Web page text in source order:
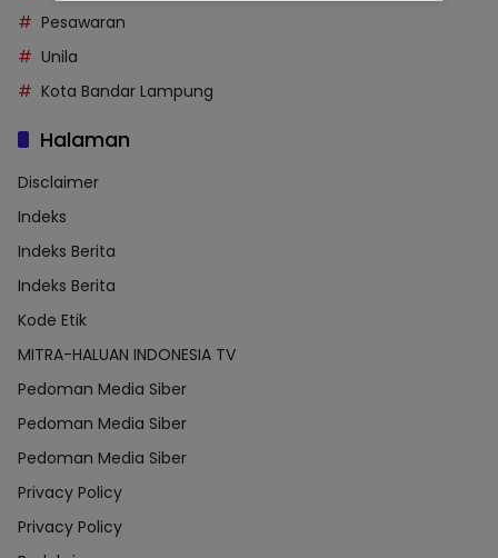
Pesawaran
Unila
Kota Bandar Lampung
Halaman
Disclaimer
Indeks
Indeks Berita
Indeks Berita
Kode Etik
MITRA-HALUAN INDONESIA TV
Pedoman Media Siber
Pedoman Media Siber
Pedoman Media Siber
Privacy Policy
Privacy Policy